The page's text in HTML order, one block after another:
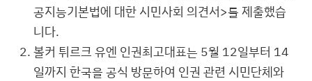
공지능기본법에 대한 시민사회 의견서>를 제출했습
니다.
볼커 튀르크 유엔 인권최고대표는 5월 12일부터 14
일까지 한국을 공식 방문하여 인권 관련 시민단체와